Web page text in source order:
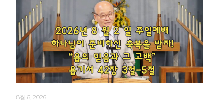
8월 6, 2026